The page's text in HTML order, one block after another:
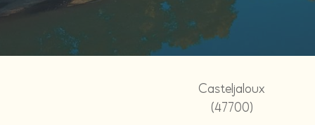
Casteljaloux
(47700)